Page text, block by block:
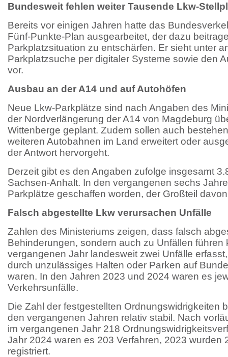
Bundesweit fehlen weiter Tausende Lkw-
Bereits vor einigen Jahren hatte das
Fünf-Punkte-Plan ausgearbeitet, der dazu
Parkplatzsituation zu entschärfen. Er sieht unter
Parkplatzsuche per digitaler Systeme sowie den
vor.
Ausbau an der A14 und auf Autohöfen
Neue Lkw-Parkplätze sind nach Angaben des
der Nordverlängerung der A14 von Magdeburg
Wittenberge geplant. Zudem sollen auch
weiteren Autobahnen im Land erweitert oder
der Antwort hervorgeht.
Derzeit gibt es den Angaben zufolge insgesamt
Sachsen-Anhalt. In den vergangenen sechs
Parkplätze geschaffen worden, der Großteil
Falsch abgestellte Lkw verursachen Unfälle
Zahlen des Ministeriums zeigen, dass falsch
Behinderungen, sondern auch zu Unfällen führen
vergangenen Jahr landesweit zwei Unfälle
durch unzulässiges Halten oder Parken auf
waren. In den Jahren 2023 und 2024 waren es
Verkehrsunfälle.
Die Zahl der festgestellten Ordnungswidrigkeiten
den vergangenen Jahren relativ stabil. Nach
im vergangenen Jahr 218
Jahr 2024 waren es 203 Verfahren, 2023 wurden
registriert.